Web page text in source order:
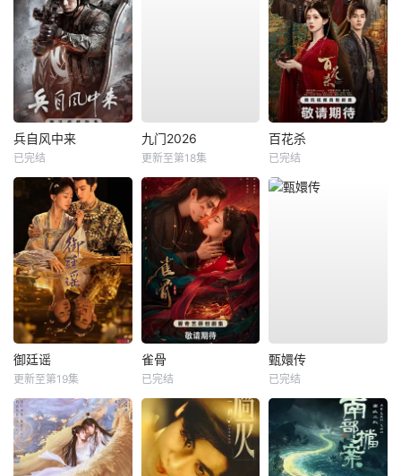
兵自风中来
已完结
九门2026
更新至第18集
百花杀
已完结
御廷谣
更新至第19集
雀骨
已完结
甄嬛传
已完结